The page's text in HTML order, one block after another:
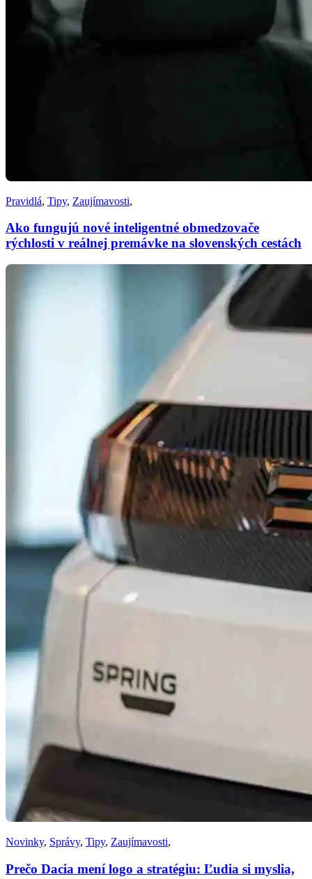
Pravidlá, Tipy, Zaujímavosti,
Ako fungujú nové inteligentné obmedzovače
rýchlosti v reálnej premávke na slovenských cestách
Novinky, Správy, Tipy, Zaujímavosti,
Prečo Dacia mení logo a stratégiu: Ľudia si myslia,